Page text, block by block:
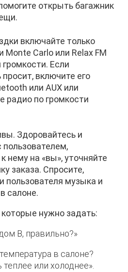
открыть багажник
включайте только
Monte Carlo или Relax FM
Если
просит, включите его
или AUX или
радио по громкости
Здоровайтесь и
нему на «вы», уточняйте
заказа. Спросите,
пользователя музыка и
салоне.
нужно задать:
В, правильно?»
в салоне?
или холоднее».